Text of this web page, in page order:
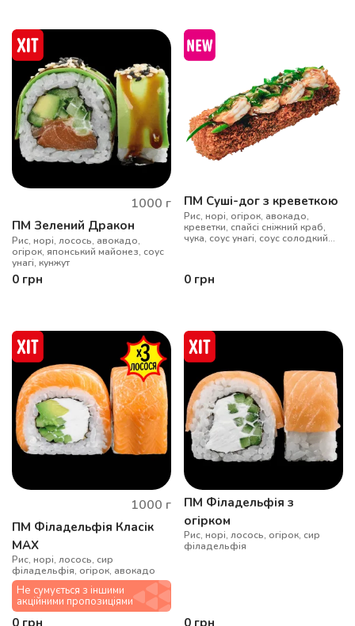
1000 г
ПМ Зелений Дракон
Рис, норі, лосось, авокадо,
огірок, японський майонез, соус
унагі, кунжут
0 грн
ПМ Суші-дог з креветкою
Рис, норі, огірок, авокадо,
креветки, спайсі сніжний краб,
чука, соус унагі, соус солодкий
0 грн
1000 г
ПМ Філадельфія Класік
MAX
Рис, норі, лосось, сир
філадельфія, огірок, авокадо
Не сумується з іншими
акційними пропозиціями
0 грн
ПМ Філадельфія з
огірком
Рис, норі, лосось, огірок, сир
філадельфія
0 грн